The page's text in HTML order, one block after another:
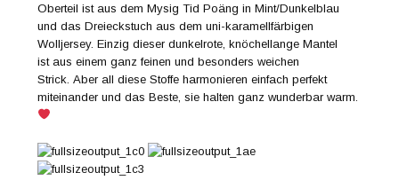
Oberteil ist aus dem Mysig Tid Poäng in Mint/Dunkelblau
und das Dreieckstuch aus dem uni-karamellfärbigen
Wolljersey. Einzig dieser dunkelrote, knöchellange Mantel
ist aus einem ganz feinen und besonders weichen
Strick. Aber all diese Stoffe harmonieren einfach perfekt
miteinander und das Beste, sie halten ganz wunderbar warm.